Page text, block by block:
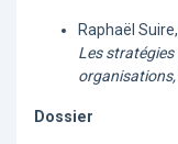
Raphaël
Les stratégies
Dossier